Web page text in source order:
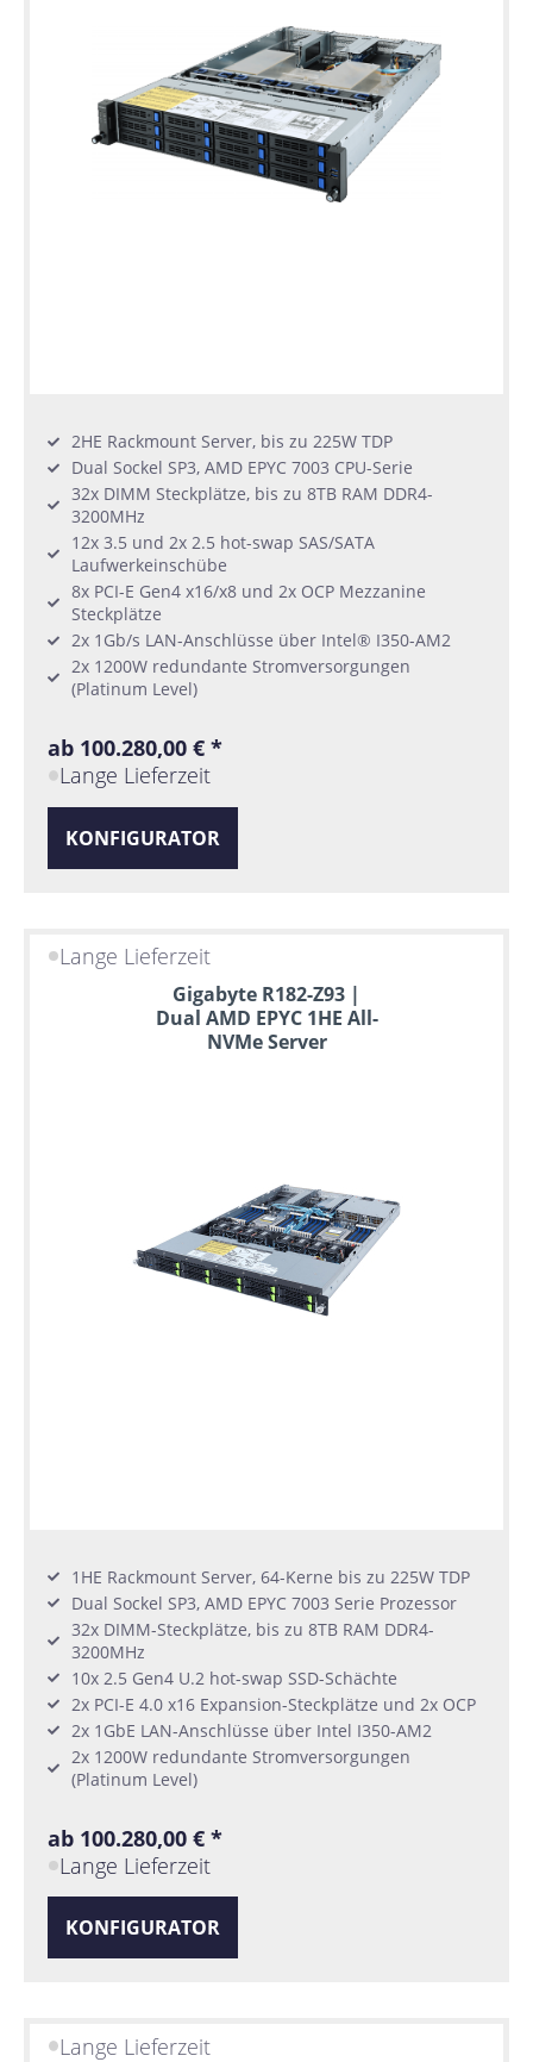
2HE Rackmount Server, bis zu 225W TDP
Dual Sockel SP3, AMD EPYC 7003 CPU-Serie
32x DIMM Steckplätze, bis zu 8TB RAM DDR4-
3200MHz
12x 3.5 und 2x 2.5 hot-swap SAS/SATA
Laufwerkeinschübe
8x PCI-E Gen4 x16/x8 und 2x OCP Mezzanine
Steckplätze
2x 1Gb/s LAN-Anschlüsse über Intel® I350-AM2
2x 1200W redundante Stromversorgungen
(Platinum Level)
ab 100.280,00 € *
Lange Lieferzeit
KONFIGURATOR
Lange Lieferzeit
Gigabyte R182-Z93 |
Dual AMD EPYC 1HE All-
NVMe Server
1HE Rackmount Server, 64-Kerne bis zu 225W TDP
Dual Sockel SP3, AMD EPYC 7003 Serie Prozessor
32x DIMM-Steckplätze, bis zu 8TB RAM DDR4-
3200MHz
10x 2.5 Gen4 U.2 hot-swap SSD-Schächte
2x PCI-E 4.0 x16 Expansion-Steckplätze und 2x OCP
2x 1GbE LAN-Anschlüsse über Intel I350-AM2
2x 1200W redundante Stromversorgungen
(Platinum Level)
ab 100.280,00 € *
Lange Lieferzeit
KONFIGURATOR
Lange Lieferzeit